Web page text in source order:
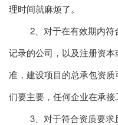
理时间就麻烦了。
2、对于在有效期内
记录的公司，以及注册资
准，建设项目的总承包资
们要主要，任何企业在承接
3、对于符合资质要